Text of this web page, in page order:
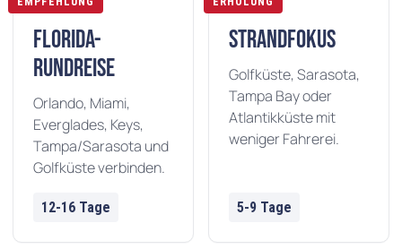
Florida-
Rundreise
Orlando, Miami,
Everglades, Keys,
Tampa/Sarasota und
Golfküste verbinden.
12-16 Tage
Strandfokus
Golfküste, Sarasota,
Tampa Bay oder
Atlantikküste mit
weniger Fahrerei.
5-9 Tage